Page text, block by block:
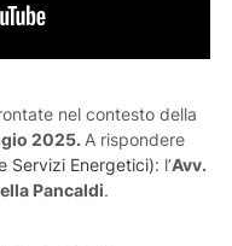
nel contesto della
2025. A rispondere
Servizi Energetici): l’Avv.
Pancaldi.